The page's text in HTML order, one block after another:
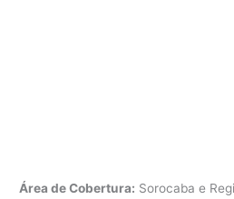
Área de Cobertura: Sorocaba e